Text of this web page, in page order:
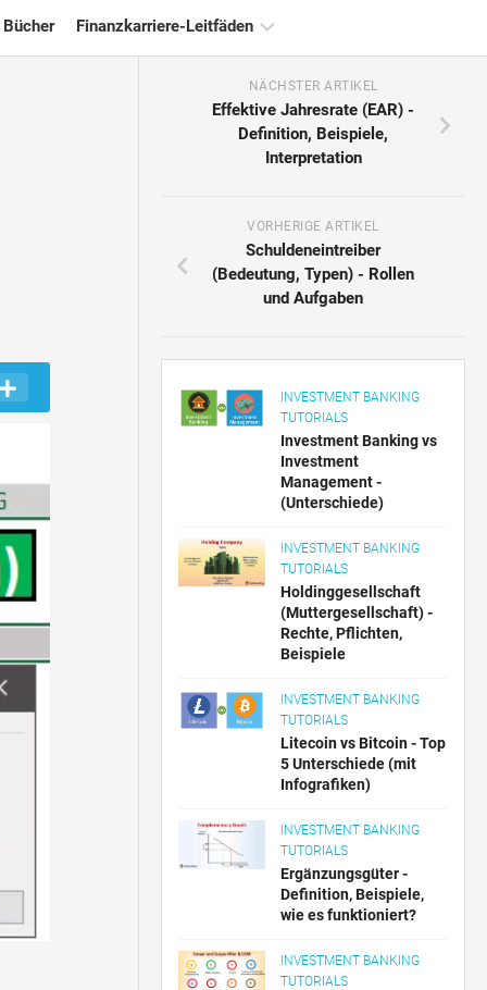
Bücher Finanzkarriere-Leitfäden
Risikomanagement-
NÄCHSTER ARTIKEL
Effektive Jahresrate (EAR) -
Definition, Beispiele,
Interpretation
VORHERIGE ARTIKEL
Schuldeneintreiber
(Bedeutung, Typen) - Rollen
und Aufgaben
INVESTMENT BANKING
TUTORIALS
Investment Banking vs
Investment
Management -
(Unterschiede)
INVESTMENT BANKING
TUTORIALS
Holdinggesellschaft
(Muttergesellschaft) -
Rechte, Pflichten,
Beispiele
INVESTMENT BANKING
TUTORIALS
Litecoin vs Bitcoin - Top
5 Unterschiede (mit
Infografiken)
INVESTMENT BANKING
TUTORIALS
Ergänzungsgüter -
Definition, Beispiele,
wie es funktioniert?
INVESTMENT BANKING
TUTORIALS